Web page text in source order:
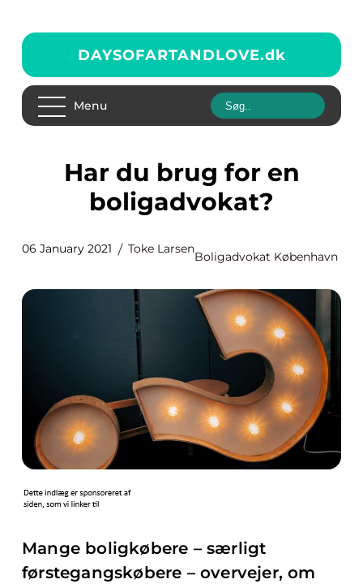
DAYSOFARTANDLOVE.dk
Menu
Har du brug for en
boligadvokat?
06 January 2021 Toke Larsen
Boligadvokat København
Mange boligkøbere – særligt
førstegangskøbere – overvejer, om